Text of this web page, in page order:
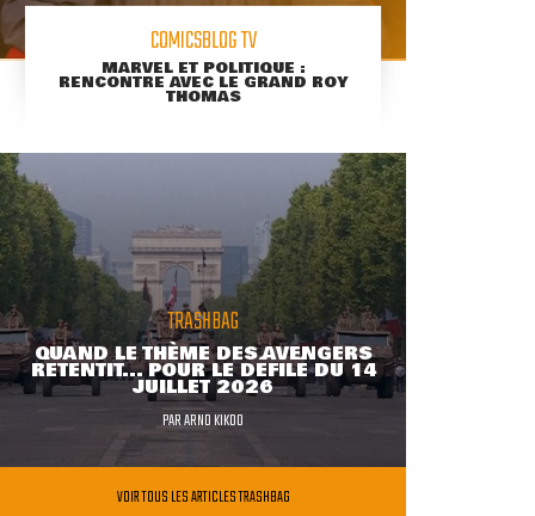
COMICSBLOG TV
MARVEL ET POLITIQUE :
RENCONTRE AVEC LE GRAND ROY
THOMAS
TRASHBAG
QUAND LE THÈME DES AVENGERS
RETENTIT... POUR LE DÉFILÉ DU 14
JUILLET 2026
PARARNO KIKOO
VOIR TOUS LES ARTICLES TRASHBAG